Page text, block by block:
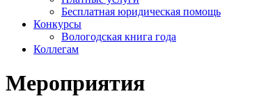
Бесплатная юридическая помощь
Конкурсы
Вологодская книга года
Коллегам
Мероприятия